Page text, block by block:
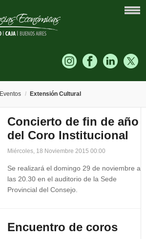
Eventos / Extensión Cultural
Concierto de fin de año
del Coro Institucional
Miércoles, 18 Noviembre 2015 00:00
Se realizará el domingo 29 de noviembre a
las 20.30 en el auditorio de la Sede
Provincial del Consejo.
Encuentro de coros